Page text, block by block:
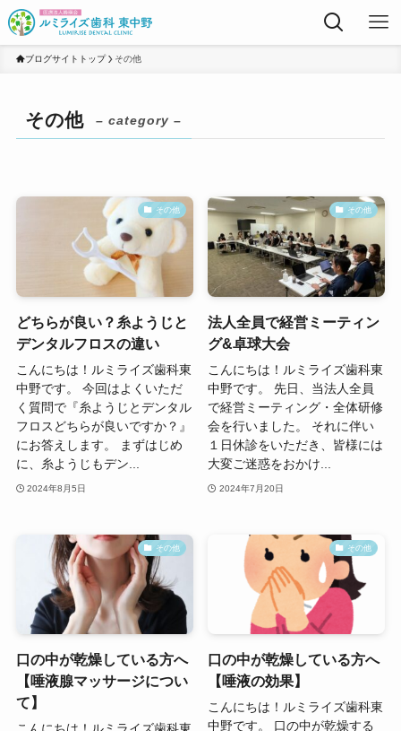
ブログサイトトップ その他
その他 – category –
その他
どちらが良い？糸ようじと
デンタルフロスの違い
こんにちは！ルミライズ歯科東
中野です。 今回はよくいただ
く質問で『糸ようじとデンタル
フロスどちらが良いですか？』
にお答えします。 まずはじめ
に、糸ようじもデン...
2024年8月5日
その他
法人全員で経営ミーティン
グ&卓球大会
こんにちは！ルミライズ歯科東
中野です。 先日、当法人全員
で経営ミーティング・全体研修
会を行いました。 それに伴い
１日休診をいただき、皆様には
大変ご迷惑をおかけ...
2024年7月20日
その他
口の中が乾燥している方へ
【唾液腺マッサージについ
て】
その他
口の中が乾燥している方へ
【唾液の効果】
こんにちは！ルミライズ歯科東
中野です。 口の中が乾燥する